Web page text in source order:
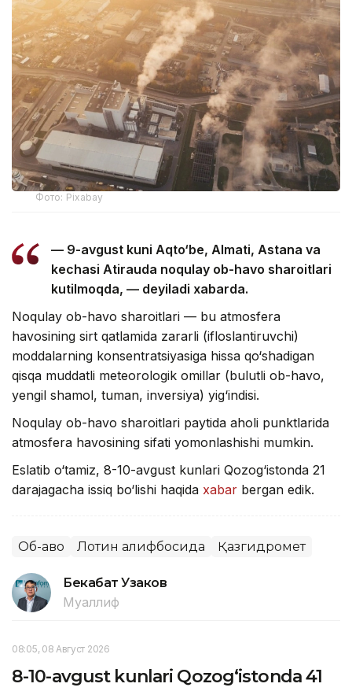
Фото: Pixabay
— 9-avgust kuni Aqto‘be, Almati, Astana va
kechasi Atirauda noqulay ob-havo sharoitlari
kutilmoqda, — deyiladi xabarda.
Noqulay ob-havo sharoitlari — bu atmosfera
havosining sirt qatlamida zararli (ifloslantiruvchi)
moddalarning konsentratsiyasiga hissa qo‘shadigan
qisqa muddatli meteorologik omillar (bulutli ob-havo,
yengil shamol, tuman, inversiya) yig‘indisi.
Noqulay ob-havo sharoitlari paytida aholi punktlarida
atmosfera havosining sifati yomonlashishi mumkin.
Eslatib o‘tamiz, 8-10-avgust kunlari Qozog‘istonda 21
darajagacha issiq bo‘lishi haqida xabar bergan edik.
Об-ҳаво Лотин алифбосида Қазгидромет
Бекабат Узаков
Муаллиф
08:05, 08 Август 2026
8-10-avgust kunlari Qozog‘istonda 41